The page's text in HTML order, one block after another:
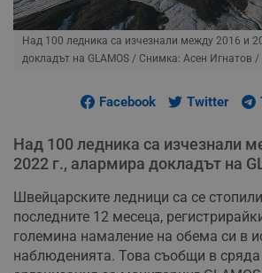
Над 100 ледника са изчезнали между 2016 и
докладът на GLAMOS / Снимка: Асен Игнатов /
Facebook Twitter
Над 100 ледника са изчезнали
2022 г., алармира докладът на
Швейцарските ледници са се
последните 12 месеца,
големина намаление на обема си в
наблюденията. Това съобщи в